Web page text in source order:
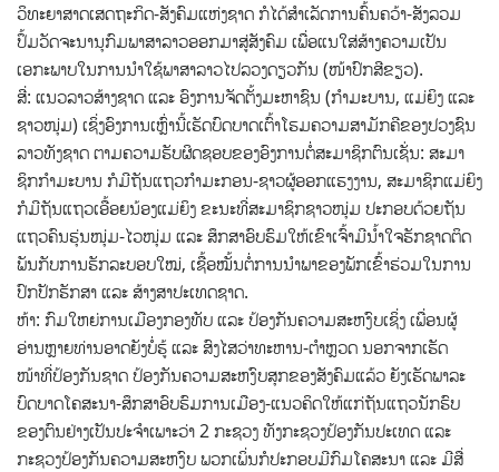
ວິທະຍາສາດເສດຖະກິດ-ສັງຄົມແຫ່ງຊາດ ກໍໄດ້ສໍາເລັດການຄົ້ນຄວ້າ-ສັງລວມ
ປຶ້ມວັດຈະນານຸກົມພາສາລາວອອກມາສູ່ສັງຄົມ ເພື່ອແນໃສ່ສ້າງຄວາມເປັນ
ເອກະພາບໃນການນໍາໃຊ້ພາສາລາວໄປລວງດຽວກັນ (ໜ້າປົກສີຂຽວ).
ສີ່: ແນວລາວສ້າງຊາດ ແລະ ອົງການຈັດຕັ້ງມະຫາຊົນ (ກໍາມະບານ, ແມ່ຍິງ ແລະ
ຊາວໜຸ່ມ) ເຊິ່ງອົງການເຫຼົ່ານີ້ເຮັດບົດບາດເຕົ້າໂຮມຄວາມສາມັກຄີຂອງປວງຊົນ
ລາວທັງຊາດ ຕາມຄວາມຮັບຜິດຊອບຂອງອົງການຕໍ່ສະມາຊິກຕົນເຊັ່ນ: ສະມາ
ຊິກກໍາມະບານ ກໍມີຖັນແຖວກໍາມະກອນ-ຊາວຜູ້ອອກແຮງງານ, ສະມາຊິກແມ່ຍິງ
ກໍມີຖັນແຖວເອື້ອຍນ້ອງແມ່ຍິງ ຂະນະທີ່ສະມາຊິກຊາວໜຸ່ມ ປະກອບດ້ວຍຖັນ
ແຖວຄົນຮຸ່ນໜຸ່ມ-ໄວໜຸ່ມ ແລະ ສຶກສາອົບຮົມໃຫ້ເຂົາເຈົ້າມີນໍ້າໃຈຮັກຊາດຕິດ
ພັນກັບການຮັກລະບອບໃໝ່, ເຊື້ອໝັ້ນຕໍ່ການນໍາພາຂອງພັກເຂົ້າຮ່ວມໃນການ
ປົກປັກຮັກສາ ແລະ ສ້າງສາປະເທດຊາດ.
ຫ້າ: ກົມໃຫຍ່ການເມືອງກອງທັບ ແລະ ປ້ອງກັນຄວາມສະຫງົບເຊິ່ງ ເພື່ອນຜູ້
ອ່ານຫຼາຍທ່ານອາດຍັງບໍ່ຮູ້ ແລະ ສົງໄສວ່າທະຫານ-ຕໍາຫຼວດ ນອກຈາກເຮັດ
ໜ້າທີ່ປ້ອງກັນຊາດ ປ້ອງກັນຄວາມສະຫງົບສຸກຂອງສັງຄົມແລ້ວ ຍັງເຮັດພາລະ
ບົດບາດໂຄສະນາ-ສຶກສາອົບຮົມການເມືອງ-ແນວຄິດໃຫ້ແກ່ຖັນແຖວນັກຮົບ
ຂອງຕົນຢ່າງເປັນປະຈຳເພາະວ່າ 2 ກະຊວງ ທັງກະຊວງປ້ອງກັນປະເທດ ແລະ
ກະຊວງປ້ອງກັນຄວາມສະຫງົບ ພວກເພິ່ນກໍປະກອບມີກົມໂຄສະນາ ແລະ ມີສື່